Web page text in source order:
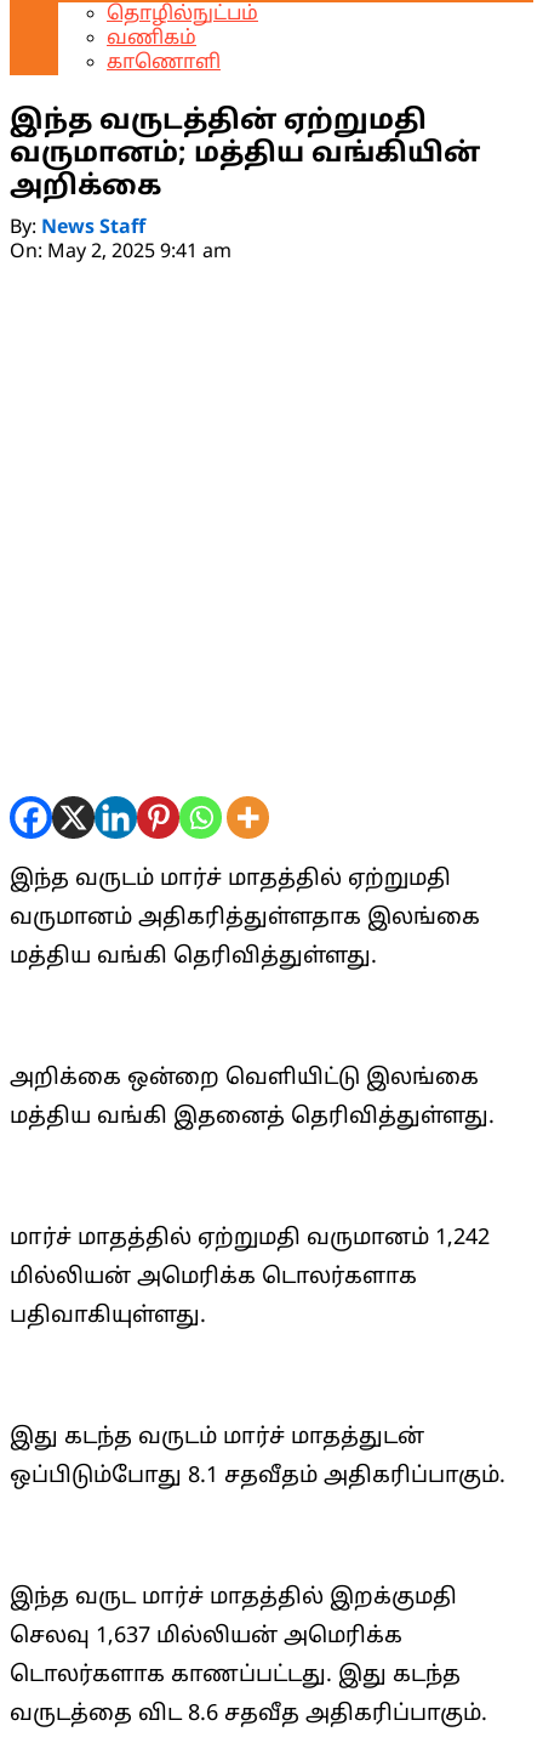
தொழில்நுட்பம்
வணிகம்
காணொளி
இந்த வருடத்தின் ஏற்றுமதி
வருமானம்; மத்திய வங்கியின்
அறிக்கை
By: News Staff
On: May 2, 2025 9:41 am
இந்த வருடம் மார்ச் மாதத்தில் ஏற்றுமதி
வருமானம் அதிகரித்துள்ளதாக இலங்கை
மத்திய வங்கி தெரிவித்துள்ளது.
அறிக்கை ஒன்றை வௌியிட்டு இலங்கை
மத்திய வங்கி இதனைத் தெரிவித்துள்ளது.
மார்ச் மாதத்தில் ஏற்றுமதி வருமானம் 1,242
மில்லியன் அமெரிக்க டொலர்களாக
பதிவாகியுள்ளது.
இது கடந்த வருடம் மார்ச் மாதத்துடன்
ஒப்பிடும்போது 8.1 சதவீதம் அதிகரிப்பாகும்.
இந்த வருட மார்ச் மாதத்தில் இறக்குமதி
செலவு 1,637 மில்லியன் அமெரிக்க
டொலர்களாக காணப்பட்டது. இது கடந்த
வருடத்தை விட 8.6 சதவீத அதிகரிப்பாகும்.